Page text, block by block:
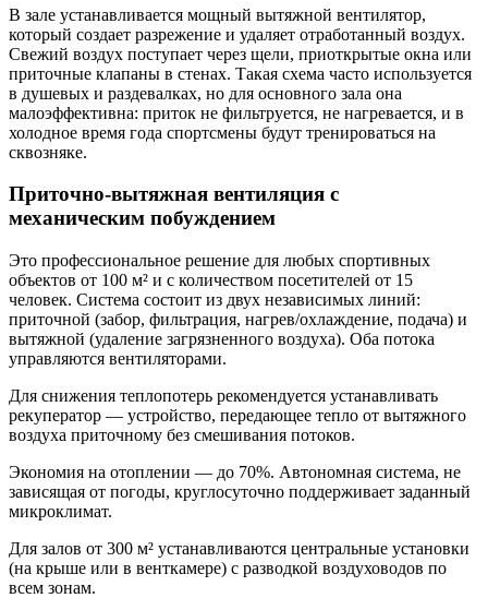
В зале устанавливается мощный вытяжной вентилятор,
который создает разрежение и удаляет отработанный воздух.
Свежий воздух поступает через щели, приоткрытые окна или
приточные клапаны в стенах. Такая схема часто используется
в душевых и раздевалках, но для основного зала она
малоэффективна: приток не фильтруется, не нагревается, и в
холодное время года спортсмены будут тренироваться на
сквозняке.
Приточно-вытяжная вентиляция с
механическим побуждением
Это профессиональное решение для любых спортивных
объектов от 100 м² и с количеством посетителей от 15
человек. Система состоит из двух независимых линий:
приточной (забор, фильтрация, нагрев/охлаждение, подача) и
вытяжной (удаление загрязненного воздуха). Оба потока
управляются вентиляторами.
Для снижения теплопотерь рекомендуется устанавливать
рекуператор — устройство, передающее тепло от вытяжного
воздуха приточному без смешивания потоков.
Экономия на отоплении — до 70%. Автономная система, не
зависящая от погоды, круглосуточно поддерживает заданный
микроклимат.
Для залов от 300 м² устанавливаются центральные установки
(на крыше или в венткамере) с разводкой воздуховодов по
всем зонам.